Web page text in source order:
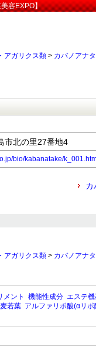
容EXPO】
アガリクス類 > カバノアナ
北の里27番地4
bio/kabanatake/
カ
アガリクス類 > カバノアナ
メント 機能性成分 エステ
若葉 アルファリポ酸(αリポ